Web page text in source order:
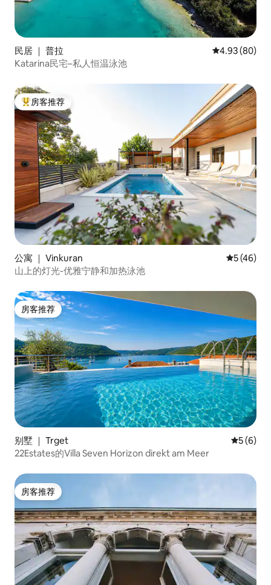
民居 ｜ 普拉 平均评分 4.93
4.93 (80)
Katarina民宅–私人恒温泳池
热门「房客推荐」
房客推荐
公寓 ｜ Vinkuran 平均评分
5 (46)
山上的灯光-优雅宁静和加热泳池
房客推荐
房客推荐
别墅 ｜ Trget 平均评分
5 (6)
22Estates的Villa Seven Horizon direkt am Meer
房客推荐
房客推荐